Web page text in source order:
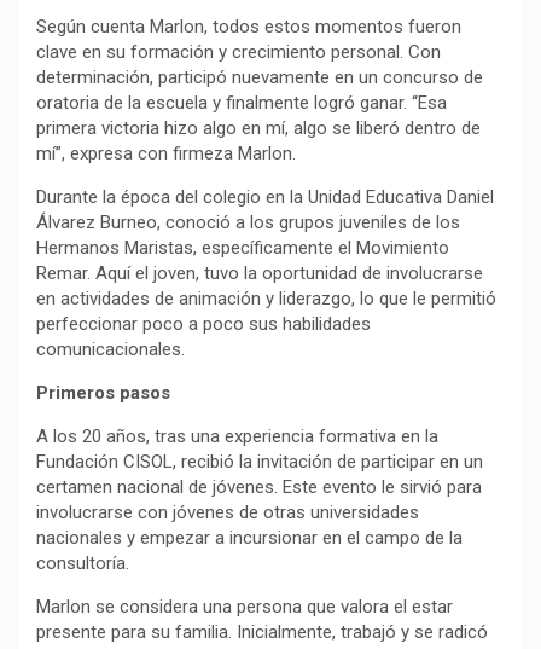
Según cuenta Marlon, todos estos momentos fueron
clave en su formación y crecimiento personal. Con
determinación, participó nuevamente en un concurso de
oratoria de la escuela y finalmente logró ganar. “Esa
primera victoria hizo algo en mí, algo se liberó dentro de
mí”, expresa con firmeza Marlon.
Durante la época del colegio en la Unidad Educativa Daniel
Álvarez Burneo, conoció a los grupos juveniles de los
Hermanos Maristas, específicamente el Movimiento
Remar. Aquí el joven, tuvo la oportunidad de involucrarse
en actividades de animación y liderazgo, lo que le permitió
perfeccionar poco a poco sus habilidades
comunicacionales.
Primeros pasos
A los 20 años, tras una experiencia formativa en la
Fundación CISOL, recibió la invitación de participar en un
certamen nacional de jóvenes. Este evento le sirvió para
involucrarse con jóvenes de otras universidades
nacionales y empezar a incursionar en el campo de la
consultoría.
Marlon se considera una persona que valora el estar
presente para su familia. Inicialmente, trabajó y se radicó